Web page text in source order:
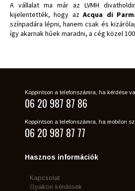
A vállalat ma már az LVMH
kijelentették, hogy azAcqua di
színpadára lépni, hanem csak és
így akarnak hűek maradni, a cég közel
Koppintson a telefonszámra, ha kérdése
06 20 987 87 86
Koppintson a telefonszámra, ha mobilon
06 20 987 87 77
Hasznos információk
Kapcsolat
Gyakori kérdések